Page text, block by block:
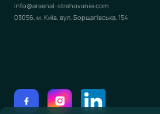
info@arsenal-strahovanie.com
03056, м. Київ, вул. Борщагівська, 154